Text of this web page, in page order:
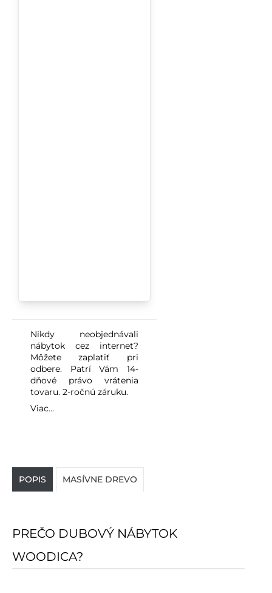
Nikdy neobjednávali
nábytok cez internet?
Môžete zaplatiť pri
odbere. Patrí Vám 14-
dňové právo vrátenia
tovaru. 2-ročnú záruku.
Viac...
POPIS MASÍVNE DREVO
PREČO DUBOVÝ NÁBYTOK
WOODICA?